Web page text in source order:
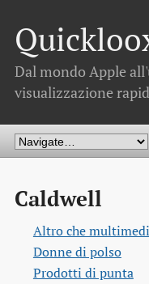
Dal mondo Apple
visualizzazione
Caldwell
Altro che
Donne di polso
Prodotti di punta